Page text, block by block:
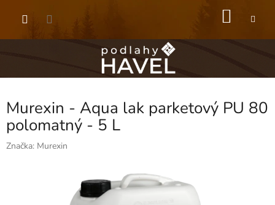
Murexin - Aqua lak parketový PU 80
polomatný - 5 L
Značka: Murexin